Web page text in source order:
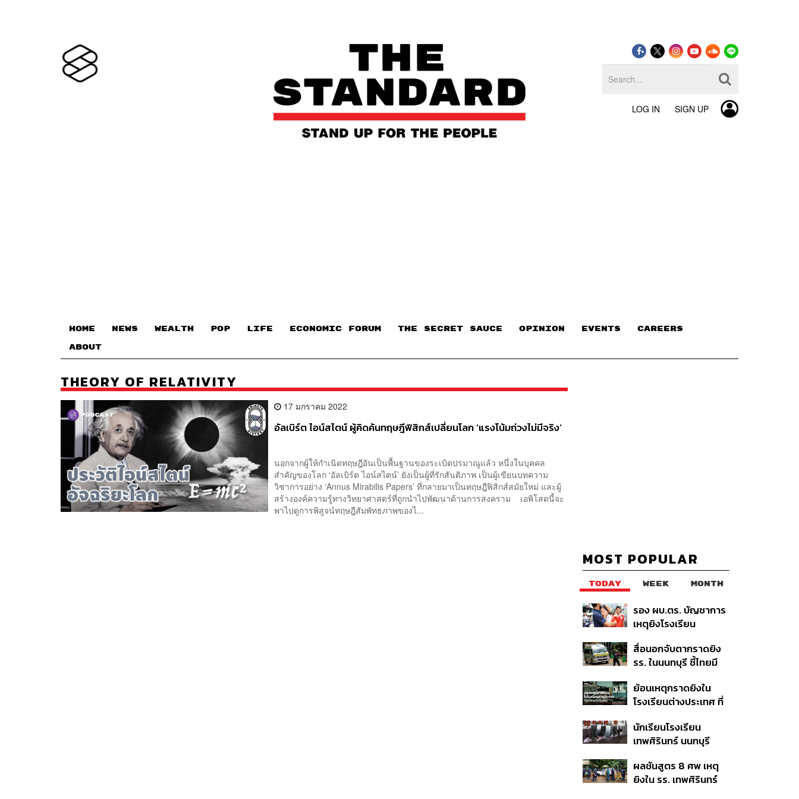
LOG IN SIGN UP
HOME NEWS WEALTH POP LIFE ECONOMIC FORUM THE SECRET SAUCE​ OPINION EVENTS CAREERS
ABOUT
THEORY OF RELATIVITY
17 มกราคม 2022
อัลเบิร์ต ไอน์สไตน์ ผู้คิดค้นทฤษฎีฟิสิกส์เปลี่ยนโลก ‘แรงโน้มถ่วงไม่มีจริง’
นอกจากผู้ให้กำเนิดทฤษฎีอันเป็นพื้นฐานของระเบิดปรมาณูแล้ว ​หนึ่งในบุคคล
สำคัญของโลก ‘อัลเบิร์ต ไอน์สไตน์’ ยังเป็นผู้ที่รักสันติภาพ เป็นผู้เขียนบทความ
วิชาการอย่าง ‘Annus Mirabilis Papers’ ที่กลายมาเป็นทฤษฎีฟิสิกส์สมัยใหม่ และผู้
สร้างองค์ความรู้ทางวิทยาศาสตร์ที่ถูกนำไปพัฒนาด้านการสงคราม เอพิโสดนี้จะ
พาไปดูการพิสูจน์ทฤษฎีสัมพัทธภาพของไ...
MOST POPULAR
TODAY WEEK MONTH
รอง ผบ.ตร. บัญชาการ
เหตุยิงโรงเรียน
ค้นหา 2 รอบยืนยันไร้คน
ติดค้าง พบศพปู่-ย่าที่
สื่อนอกจับตากราดยิง
รร. ในนนทบุรี ชี้ไทยมี
ในระดับต้นของภูมิภาค
ย้อนเหตุกราดยิงใน
โรงเรียนต่างประเทศ ที่
นักเรียนโรงเรียน
เทพศิรินทร์ นนทบุรี
ปลอดภัยชั่วคราว หลัง
เหตุใช้อาวุธปืนภายใน
ผลชันสูตร 8 ศพ เหตุ
ยิงใน รร. เทพศิรินทร์